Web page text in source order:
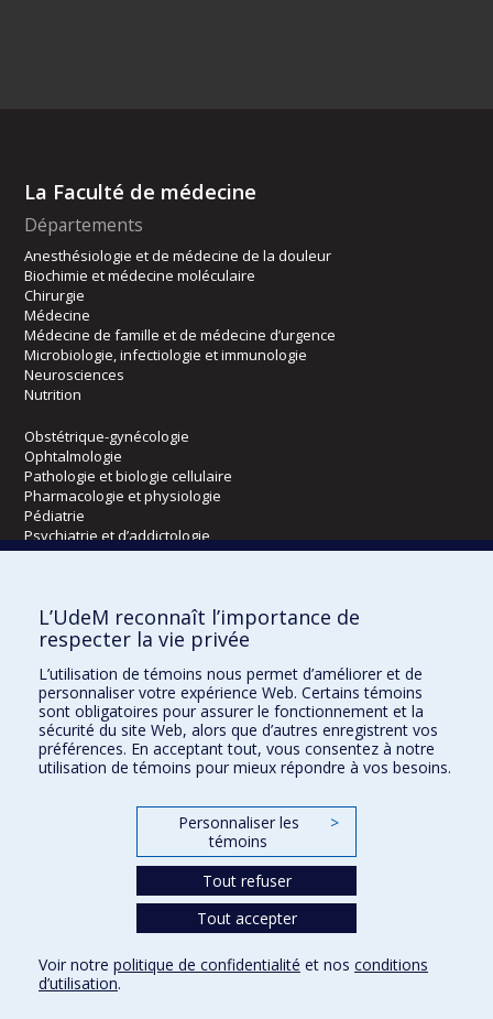
La Faculté de médecine
Départements
Anesthésiologie et de médecine de la douleur
Biochimie et médecine moléculaire
Chirurgie
Médecine
Médecine de famille et de médecine d’urgence
Microbiologie, infectiologie et immunologie
Neurosciences
Nutrition
Obstétrique-gynécologie
Ophtalmologie
Pathologie et biologie cellulaire
Pharmacologie et physiologie
Pédiatrie
Psychiatrie et d’addictologie
Radiologie, radio-oncologie et médecine nucléaire
Écoles
Orthophonie et audiologie
Réadaptation
Directions
Confidentialité Conditions d’utilisation Paramètres des témoins
L’UdeM reconnaît l’importance de
respecter la vie privée
L’utilisation de témoins nous permet d’améliorer et de
personnaliser votre expérience Web. Certains témoins
sont obligatoires pour assurer le fonctionnement et la
sécurité du site Web, alors que d’autres enregistrent vos
préférences. En acceptant tout, vous consentez à notre
utilisation de témoins pour mieux répondre à vos besoins.
Personnaliser les
témoins
>
Tout refuser
Tout accepter
Voir notre politique de confidentialité et nos conditions
d’utilisation.